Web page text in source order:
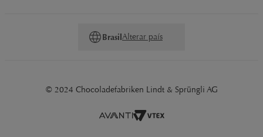
BrasilAlterar país
© 2024 Chocoladefabriken Lindt & Sprüngli AG